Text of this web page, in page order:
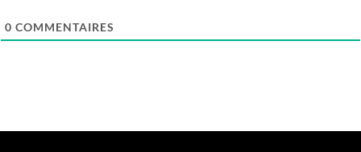
0 COMMENTAIRES